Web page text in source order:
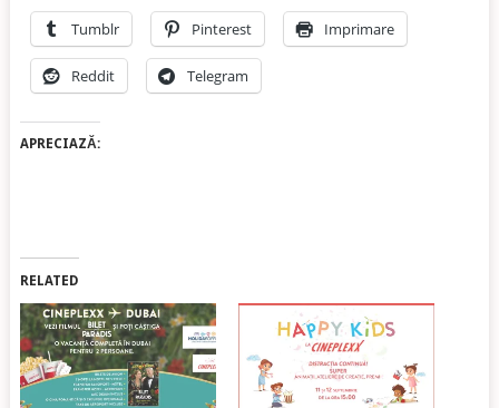
Tumblr Pinterest Imprimare
Reddit Telegram
APRECIAZĂ:
RELATED